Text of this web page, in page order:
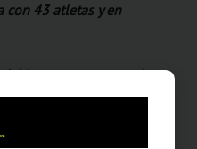
con 43 atletas y en
posponerse el
Covid-19 y que esta vez
También la
porque siempre ha